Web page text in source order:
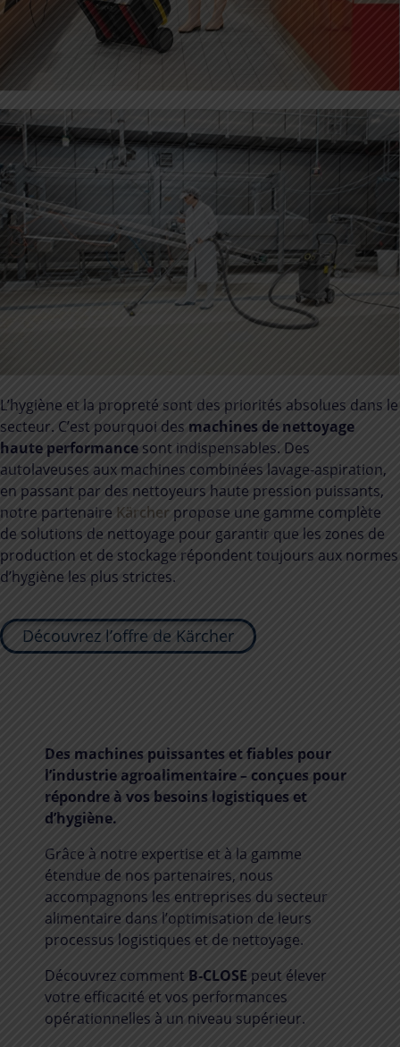
L’hygiène et la propreté sont des priorités absolues dans le
secteur. C’est pourquoi des machines de nettoyage
haute performance sont indispensables. Des
autolaveuses aux machines combinées lavage-aspiration,
en passant par des nettoyeurs haute pression puissants,
notre partenaire Kärcher propose une gamme complète
de solutions de nettoyage pour garantir que les zones de
production et de stockage répondent toujours aux normes
d’hygiène les plus strictes.
Découvrez l’offre de Kärcher
Des machines puissantes et fiables pour
l’industrie agroalimentaire – conçues pour
répondre à vos besoins logistiques et
d’hygiène.
Grâce à notre expertise et à la gamme
étendue de nos partenaires, nous
accompagnons les entreprises du secteur
alimentaire dans l’optimisation de leurs
processus logistiques et de nettoyage.
Découvrez comment B-CLOSE peut élever
votre efficacité et vos performances
opérationnelles à un niveau supérieur.